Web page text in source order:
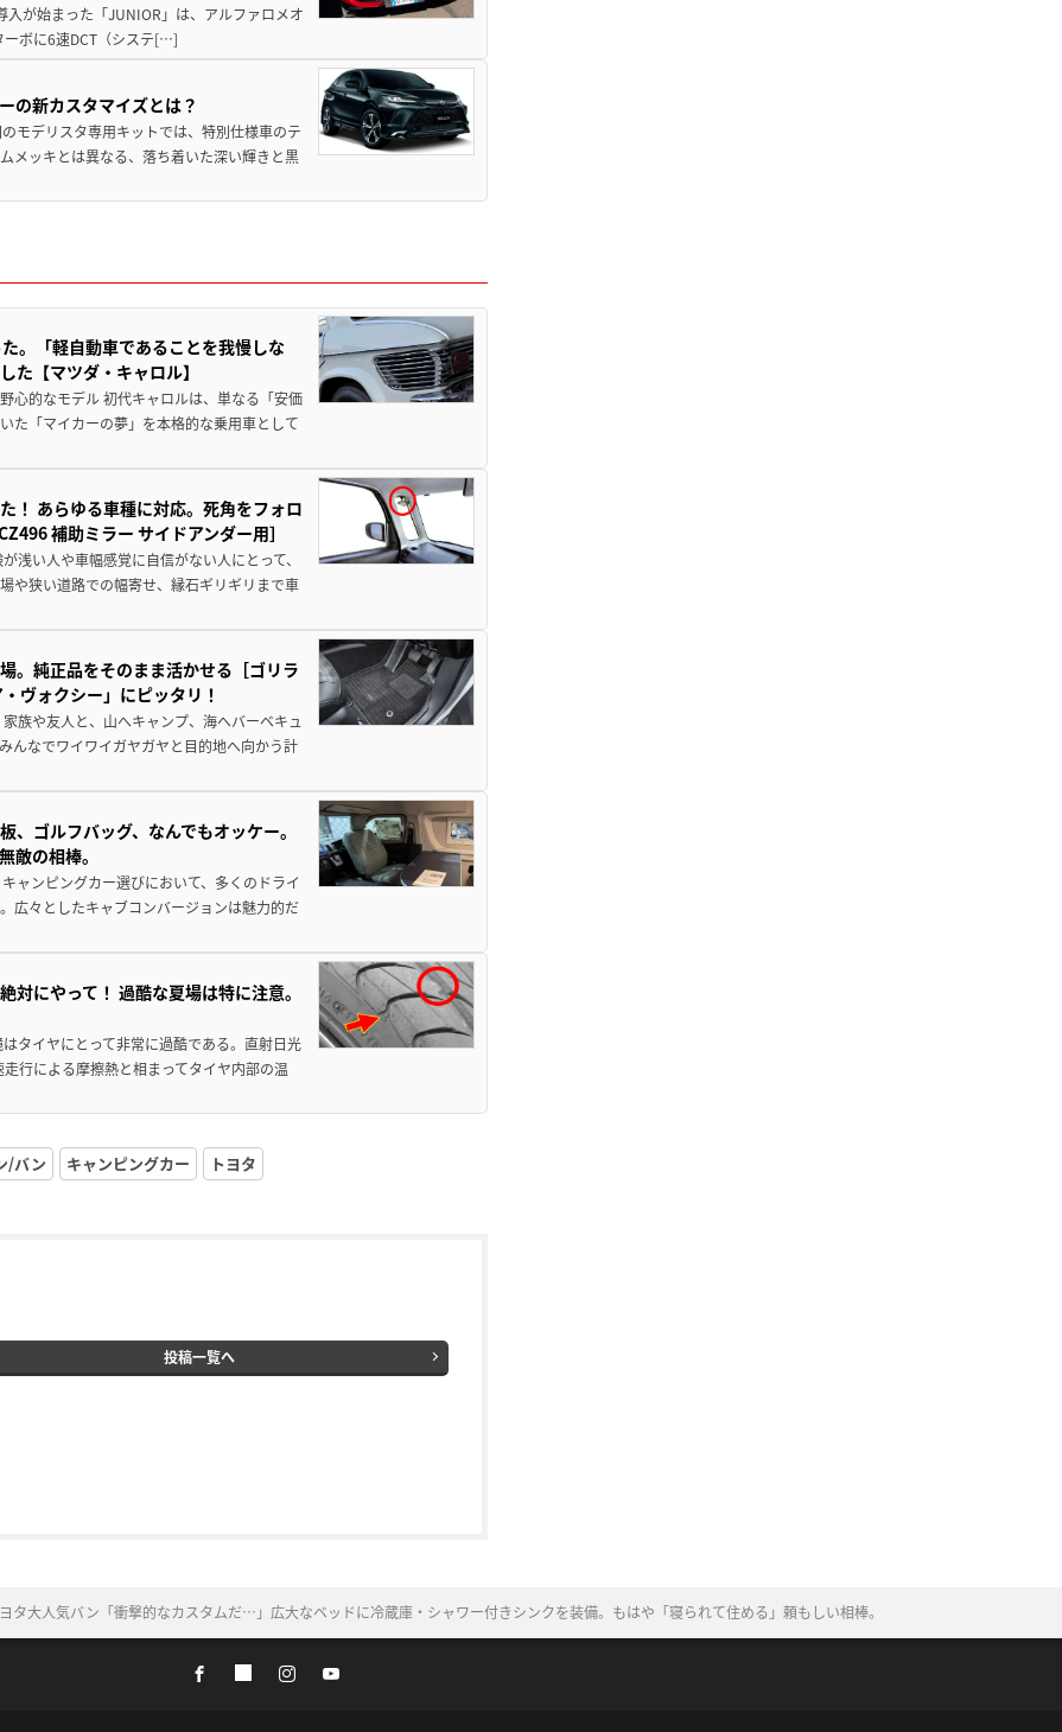
が始まった「JUNIOR」は、アルファロメオ
ーボに6速DCT（システ[…]
の新カスタマイズとは？
モデリスタ専用キットでは、特別仕様車のテ
メッキとは異なる、落ち着いた深い輝きと黒
。「軽自動車であることを我慢しな
た【マツダ・キャロル】
心的なモデル 初代キャロルは、単なる「安価
た「マイカーの夢」を本格的な乗用車として
！ あらゆる車種に対応。死角をフォロ
補助ミラー サイドアンダー用］
浅い人や車幅感覚に自信がない人にとって、
や狭い道路での幅寄せ、縁石ギリギリまで車
。純正品をそのまま活かせる［ゴリラ
ヴォクシー」にピッタリ！
族や友人と、山へキャンプ、海へバーベキュ
んなでワイワイガヤガヤと目的地へ向かう計
ゴルフバッグ、なんでもオッケー。
敵の相棒。
ャンピングカー選びにおいて、多くのドライ
広々としたキャブコンバージョンは魅力的だ
対にやって！ 過酷な夏場は特に注意。
タイヤにとって非常に過酷である。直射日光
行による摩擦熱と相まってタイヤ内部の温
/バン キャンピングカー トヨタ
投稿一覧へ
ヨタ大人気バン「衝撃的なカスタムだ…」広大なベッドに冷蔵庫・シャワー付きシンクを装備。もはや「寝られて住める」頼もしい相棒。